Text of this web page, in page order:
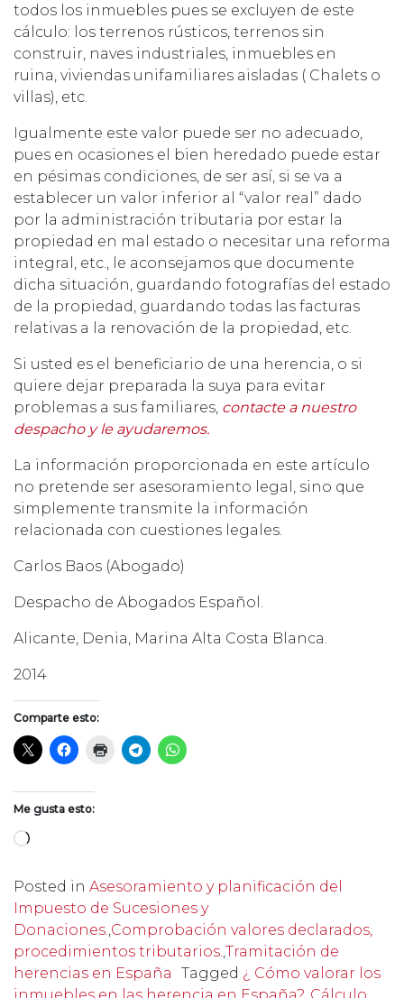
todos los inmuebles pues se excluyen de este
cálculo: los terrenos rústicos, terrenos sin
construir, naves industriales, inmuebles en
ruina, viviendas unifamiliares aisladas ( Chalets o
villas), etc.
Igualmente este valor puede ser no adecuado,
pues en ocasiones el bien heredado puede estar
en pésimas condiciones, de ser así, si se va a
establecer un valor inferior al “valor real” dado
por la administración tributaria por estar la
propiedad en mal estado o necesitar una reforma
integral, etc., le aconsejamos que documente
dicha situación, guardando fotografías del estado
de la propiedad, guardando todas las facturas
relativas a la renovación de la propiedad, etc.
Si usted es el beneficiario de una herencia, o si
quiere dejar preparada la suya para evitar
problemas a sus familiares, contacte a nuestro
despacho y le ayudaremos.
La información proporcionada en este artículo
no pretende ser asesoramiento legal, sino que
simplemente transmite la información
relacionada con cuestiones legales.
Carlos Baos (Abogado)
Despacho de Abogados Español.
Alicante, Denia, Marina Alta Costa Blanca.
2014
Comparte esto:
Me gusta esto:
Cargando...
Posted in Asesoramiento y planificación del
Impuesto de Sucesiones y
Donaciones. Comprobación valores declarados,
procedimientos tributarios. Tramitación de
herencias en España
Tagged ¿ Cómo valorar los